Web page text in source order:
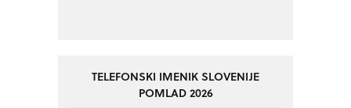
TELEFONSKI IMENIK SLOVENIJE
POMLAD 2026